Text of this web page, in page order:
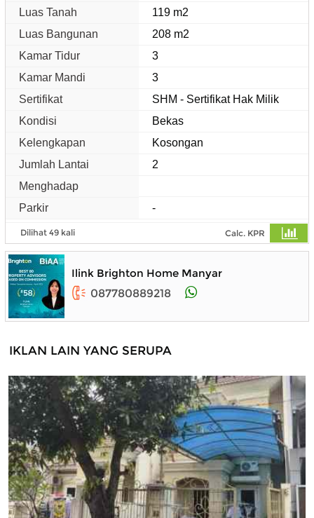
Luas Tanah
119 m2
Luas Bangunan
208 m2
Kamar Tidur
3
Kamar Mandi
3
Sertifikat
SHM - Sertifikat Hak Milik
Kondisi
Bekas
Kelengkapan
Kosongan
Jumlah Lantai
2
Menghadap
Parkir
-
Dilihat 49 kali Calc. KPR
Ilink Brighton Home Manyar
087780889218
IKLAN LAIN YANG SERUPA